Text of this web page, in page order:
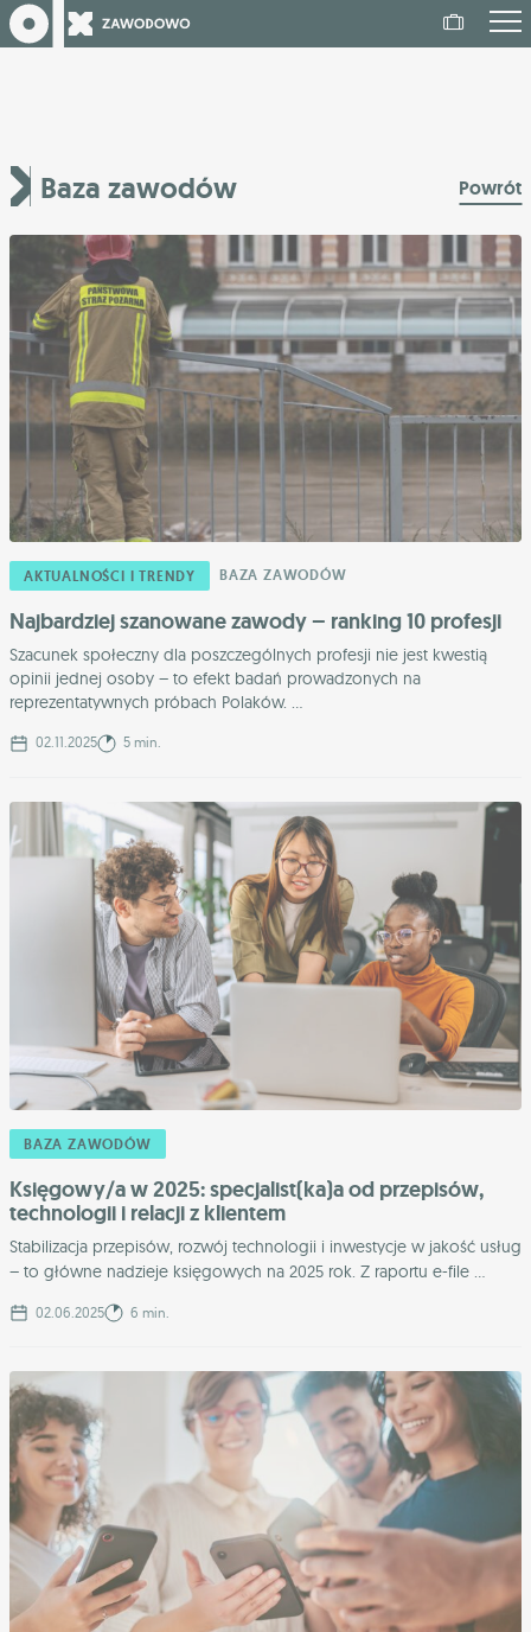
Baza zawodów Powrót
AKTUALNOŚCI I TRENDY BAZA ZAWODÓW
Najbardziej szanowane zawody – ranking 10 profesji
Szacunek społeczny dla poszczególnych profesji nie jest kwestią
opinii jednej osoby – to efekt badań prowadzonych na
reprezentatywnych próbach Polaków. ...
02.11.2025 5 min.
BAZA ZAWODÓW
Księgowy/a w 2025: specjalist(ka)a od przepisów,
technologii i relacji z klientem
Stabilizacja przepisów, rozwój technologii i inwestycje w jakość usług
– to główne nadzieje księgowych na 2025 rok. Z raportu e-file ...
02.06.2025 6 min.